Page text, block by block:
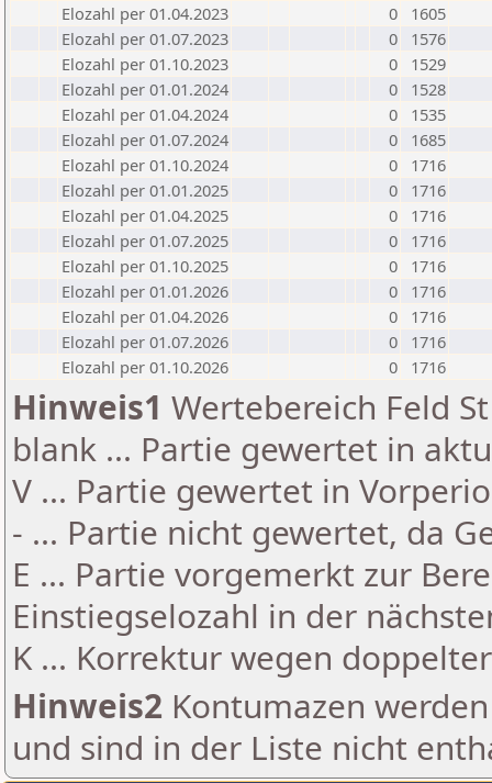
Elozahl per 01.04.2023
0
1605
Elozahl per 01.07.2023
0
1576
Elozahl per 01.10.2023
0
1529
Elozahl per 01.01.2024
0
1528
Elozahl per 01.04.2024
0
1535
Elozahl per 01.07.2024
0
1685
Elozahl per 01.10.2024
0
1716
Elozahl per 01.01.2025
0
1716
Elozahl per 01.04.2025
0
1716
Elozahl per 01.07.2025
0
1716
Elozahl per 01.10.2025
0
1716
Elozahl per 01.01.2026
0
1716
Elozahl per 01.04.2026
0
1716
Elozahl per 01.07.2026
0
1716
Elozahl per 01.10.2026
0 1716
Hinweis1 Wertebereich Feld
blank ... Partie gewertet in
V ... Partie gewertet in
- ... Partie nicht gewertet, da
E ... Partie vorgemerkt zur
Einstiegselozahl in der
K ... Korrektur wegen
Hinweis2 Kontumazen
und sind in der Liste nicht